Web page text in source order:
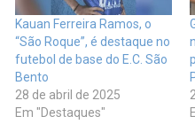
Kauan Ferreira Ramos, o
“São Roque”, é destaque no
futebol de base do E.C. São
Bento
28 de abril de 2025
Em "Destaques"